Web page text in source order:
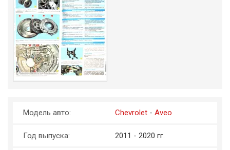
Модель авто: Chevrolet - Aveo
Год выпуска: 2011 - 2020 гг.